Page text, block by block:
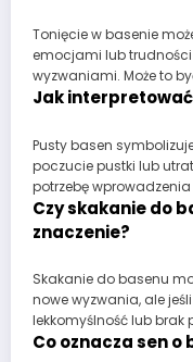
Tonięcie w basenie
emocjami lub
wyzwaniami. Może to
Jak
Pusty basen
poczucie pustki lub
potrzebę
Czy skakanie do
znaczenie?
Skakanie do basenu
nowe wyzwania, ale
lekkomyślność lub
Co oznacza sen o